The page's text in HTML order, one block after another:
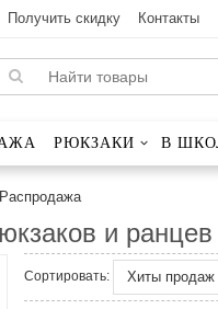
Получить скидку Контакты
РЮКЗАКИ В
Распродажа
и
Сортировать: Хиты продаж